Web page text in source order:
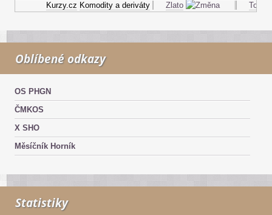
Kurzy.cz Komodity a deriváty Zlato Topný
Oblíbené odkazy
OS PHGN
ČMKOS
X SHO
Měsíčník Horník
Statistiky